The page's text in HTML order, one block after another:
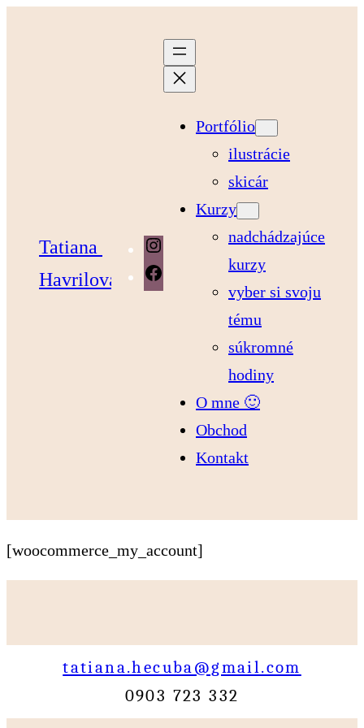
Tatiana
Havrilová
Instagram
Portfólio
ilustrácie
skicár
Kurzy
nadchádzajúce
kurzy
vyber si svoju
tému
súkromné
hodiny
O mne 🙂
Obchod
Kontakt
[woocommerce_my_account]
tatiana.hecuba@gmail.com
0903 723 332